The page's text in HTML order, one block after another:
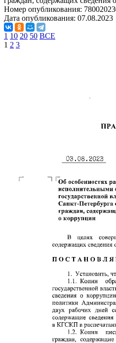
Номер опубликования:
Дата опубликования: 07.08.2023
1 10 20 50 ВСЕ
1 2 3